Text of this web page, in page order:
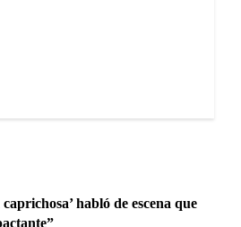
habló de escena que